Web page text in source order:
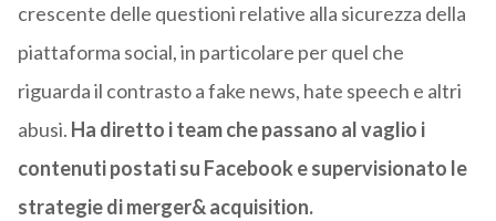
crescente delle questioni relative alla sicurezza della
piattaforma social, in particolare per quel che
riguarda il contrasto a fake news, hate speech e altri
abusi. Ha diretto i team che passano al vaglio i
contenuti postati su Facebook e supervisionato le
strategie di merger& acquisition.